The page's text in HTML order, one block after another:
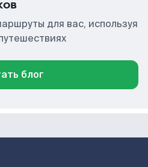
для вас, используя
блог